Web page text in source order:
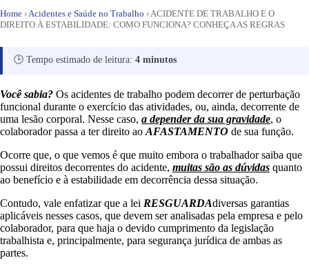
Home ›Acidentes e Saúde no Trabalho ›ACIDENTE DE TRABALHO E O
DIREITO À ESTABILIDADE: COMO FUNCIONA? CONHEÇA AS REGRAS
🕒 Tempo estimado de leitura: 4 minutos
Você sabia? Os acidentes de trabalho podem decorrer de perturbação
funcional durante o exercício das atividades, ou, ainda, decorrente de
uma lesão corporal. Nesse caso, a depender da sua gravidade, o
colaborador passa a ter direito aoAFASTAMENTO de sua função.
Ocorre que, o que vemos é que muito embora o trabalhador saiba que
possui direitos decorrentes do acidente, muitas são as dúvidas quanto
ao benefício e à estabilidade em decorrência dessa situação.
Contudo, vale enfatizar que a lei RESGUARDAdiversas garantias
aplicáveis nesses casos, que devem ser analisadas pela empresa e pelo
colaborador, para que haja o devido cumprimento da legislação
trabalhista e, principalmente, para segurança jurídica de ambas as
partes.